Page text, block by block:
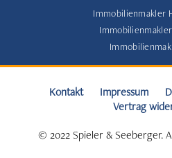
Immobilienmakler
Kontakt Impressum
Vertrag
© 2022 Spieler & Seeberger.